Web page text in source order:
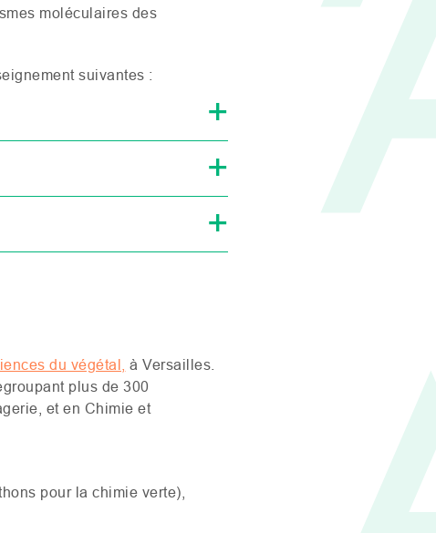
moléculaires des
suivantes :
du végétal, à Versailles.
plus de 300
et en Chimie et
pour la chimie verte),